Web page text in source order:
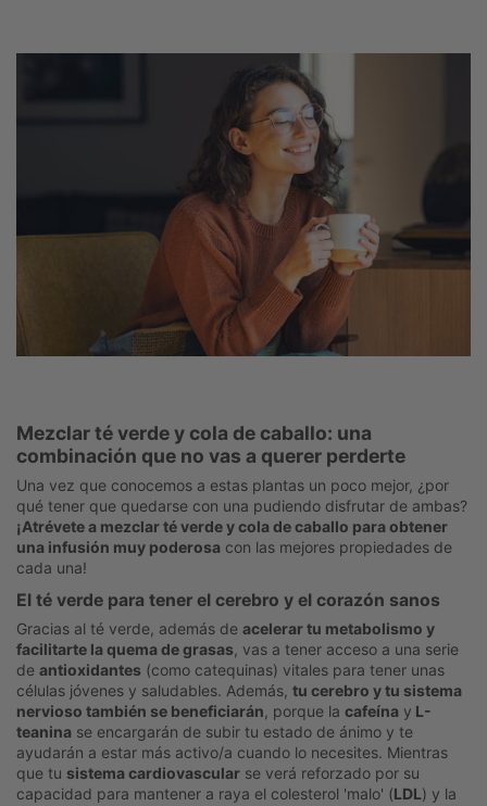
Mezclar té verde y cola de caballo: una
combinación que no vas a querer perderte
Una vez que conocemos a estas plantas un poco mejor, ¿por
qué tener que quedarse con una pudiendo disfrutar de ambas?
¡Atrévete a mezclar té verde y cola de caballo para obtener
una infusión muy poderosa con las mejores propiedades de
cada una!
El té verde para tener el cerebro y el corazón sanos
Gracias al té verde, además de acelerar tu metabolismo y
facilitarte la quema de grasas , vas a tener acceso a una serie
de antioxidantes (como catequinas) vitales para tener unas
células jóvenes y saludables. Además, tu cerebro y tu sistema
nervioso también se beneficiarán , porque la cafeína y L-
teanina se encargarán de subir tu estado de ánimo y te
ayudarán a estar más activo/a cuando lo necesites. Mientras
que tu sistema cardiovascular se verá reforzado por su
capacidad para mantener a raya el colesterol 'malo' (LDL) y la